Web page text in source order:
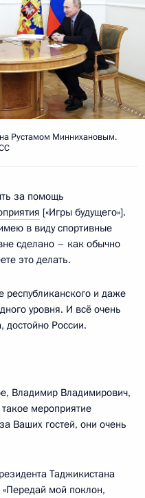
Рустамом Миннихановым.
за помощь
[«Игры будущего»].
в виду спортивные
сделано – как обычно
это делать.
республиканского и даже
уровня. И всё очень
достойно России.
Владимир Владимирович,
мероприятие
Ваших гостей, они очень
Таджикистана
мой поклон,